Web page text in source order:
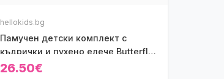
hellokids.bg
Памучен детски комплект с
къдрички и пухено елече Butterfly
Love в бяло и розово (3 части)
26.50€